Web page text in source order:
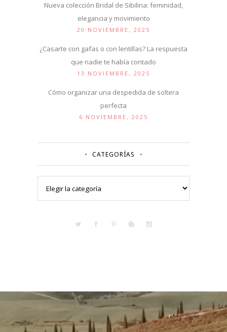
Nueva colección Bridal de Sibilina: feminidad,
elegancia y movimiento
20 NOVIEMBRE, 2025
¿Casarte con gafas o con lentillas? La respuesta
que nadie te había contado
13 NOVIEMBRE, 2025
Cómo organizar una despedida de soltera
perfecta
6 NOVIEMBRE, 2025
CATEGORÍAS